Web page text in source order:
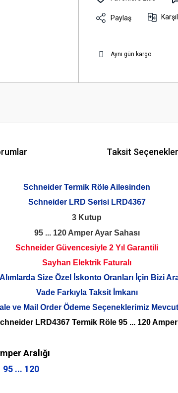
Paylaş
Aynı gün kargo
Taksit
Schneider Termik Röle Ailesinden
Schneider LRD Serisi LRD4367
3 Kutup
95 ... 120 Amper Ayar Sahası
Schneider Güvencesiyle 2 Yıl Garantili
Sayhan Elektrik Faturalı
Size Özel İskonto Oranları İçin Bizi
Vade Farkıyla Taksit İmkanı
ve Mail Order Ödeme Seçeneklerimiz
LRD4367 Termik Röle 95 ... 120 Amper
Aralığı
95 ... 120